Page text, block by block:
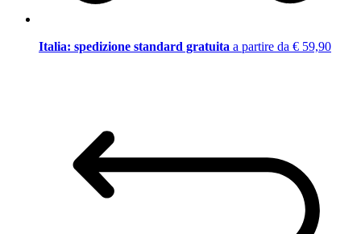
Italia: spedizione standard gratuita a partire da € 59,90